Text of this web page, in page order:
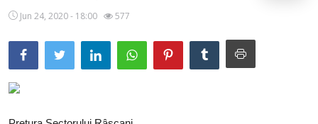
ADMINISTRAŢIA
Transparența
Jun 24, 2020 - 18:00 577